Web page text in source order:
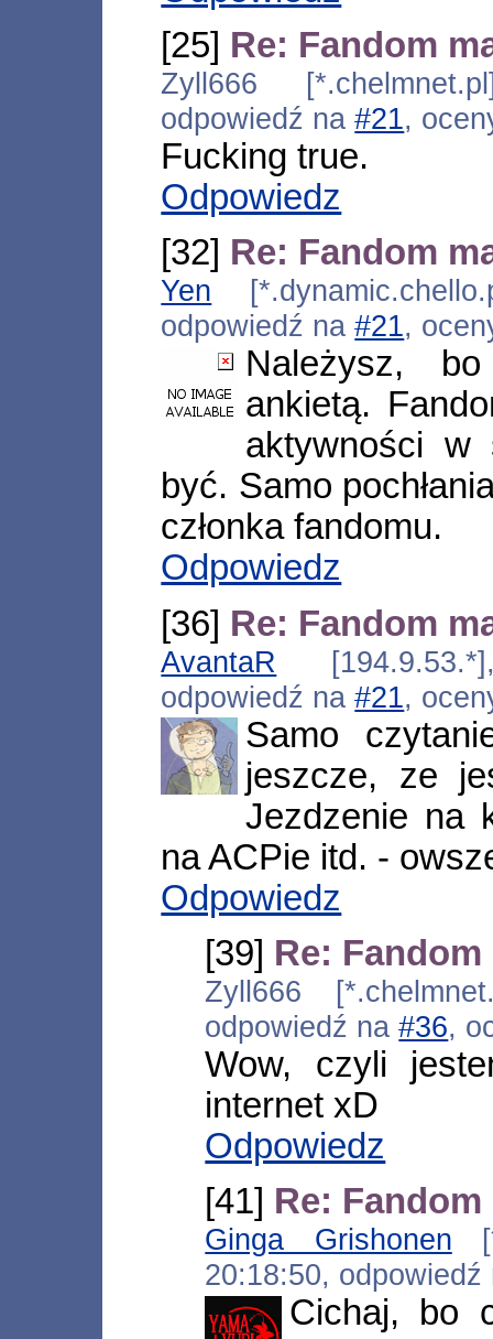
[25] Re: Fandom
Zyll666
odpowiedź na#21,
Fucking true.
Odpowiedz
[32] Re: Fandom
Yen
odpowiedź na#21,
Należysz,
ankietą.
aktywności w
być. Samo
członka fandomu.
Odpowiedz
[36] Re: Fandom
AvantaR
odpowiedź na#21,
Samo
jeszcze, ze
Jezdzenie na
na ACPie itd. -
Odpowiedz
[39] Re:
Zyll666
odpowiedź na#36,
Wow, czyli
internet xD
Odpowiedz
[41] Re:
Ginga Grishonen
20:18:50,
Cichaj, bo